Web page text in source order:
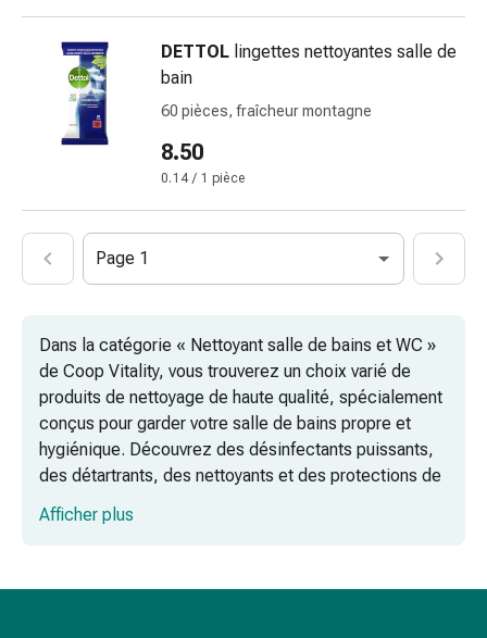
impure
fièvre
Éruption
cutanée
Acné
Thérapie
de
Bach
À
base
de
bourgeons
de
Phytothérapie
DETTOL lingettes nettoyantes salle de
bain
60 pièces, fraîcheur montagne
8.50
0.14 / 1 pièce
Page 1
Dans la catégorie « Nettoyant salle de bains et WC »
de Coop Vitality, vous trouverez un choix varié de
produits de nettoyage de haute qualité, spécialement
conçus pour garder votre salle de bains propre et
hygiénique. Découvrez des désinfectants puissants,
des détartrants, des nettoyants et des protections de
vernis pour W.-C., des gels W.-C. écologiques, des
dissolvants de rouille, des pierres ponces pour W.-C.
Afficher plus